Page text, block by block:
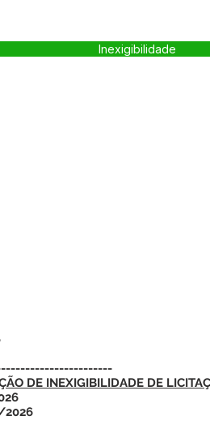
Inexigibilidade
DE INEXIGIBILIDADE DE
2026